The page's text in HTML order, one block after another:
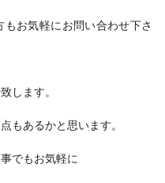
お気軽にお問い合わせ下さ
します。
もあるかと思います。
でもお気軽に